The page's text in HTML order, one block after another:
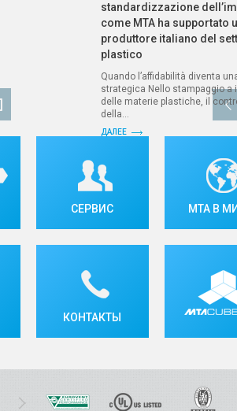
standardizzazione
come MTA ha supportato
produttore italiano del
plastico
Quando l’affidabilità diventa
strategica Nello stampaggio a
delle materie plastiche, il
della...
ДАЛЕЕ
3 4
СЕРВИС МТА В
КОНТАКТЫ